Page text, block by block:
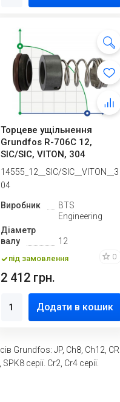
Торцеве ущільнення
Grundfos R-706C 12,
SIC/SIC, VITON, 304
14555_12__SIC/SIC__VITON__3
04
Виробник
BTS
Engineering
Діаметр
валу
12
під замовлення 0
2 412 грн.
Додати в кошик
Grundfos: JP, Ch8, Ch12,
серії. Cr2, Cr4 серії.